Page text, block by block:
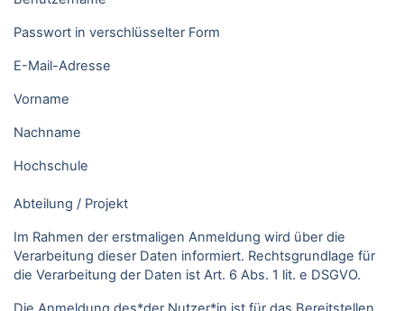
Passwort in verschlüsselter Form
E-Mail-Adresse
Vorname
Nachname
Hochschule
Abteilung / Projekt
Im Rahmen der erstmaligen Anmeldung wird über die
Verarbeitung dieser Daten informiert. Rechtsgrundlage für
die Verarbeitung der Daten ist Art. 6 Abs. 1 lit. e DSGVO.